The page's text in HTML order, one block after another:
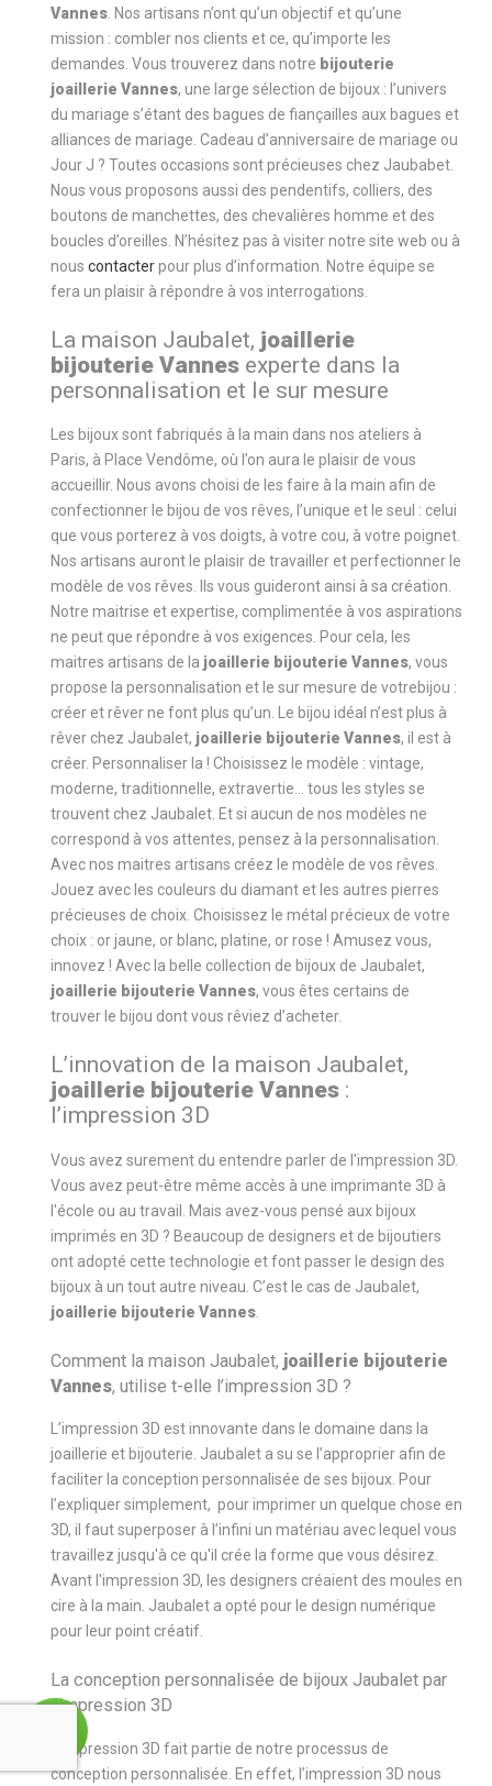
Vannes . Nos artisans n’ont qu’un objectif et qu’une
mission : combler nos clients et ce, qu’importe les
demandes. Vous trouverez dans notre bijouterie
joaillerie Vannes, une large sélection de bijoux : l’univers
du mariage s’étant des bagues de fiançailles aux bagues et
alliances de mariage. Cadeau d’anniversaire de mariage ou
Jour J ? Toutes occasions sont précieuses chez Jaubabet.
Nous vous proposons aussi des pendentifs, colliers, des
boutons de manchettes, des chevalières homme et des
boucles d’oreilles. N’hésitez pas à visiter notre site web ou à
nouscontacterpour plus d’information. Notre équipe se
fera un plaisir à répondre à vos interrogations.
La maison Jaubalet, joaillerie
bijouterie Vannes experte dans la
personnalisation et le sur mesure
Les bijoux sont fabriqués à la main dans nos ateliers à
Paris, à Place Vendôme, où l’on aura le plaisir de vous
accueillir. Nous avons choisi de les faire à la main afin de
confectionner le bijou de vos rêves, l’unique et le seul : celui
que vous porterez à vos doigts, à votre cou, à votre poignet.
Nos artisans auront le plaisir de travailler et perfectionner le
modèle de vos rêves. Ils vous guideront ainsi à sa création.
Notre maitrise et expertise, complimentée à vos aspirations
ne peut que répondre à vos exigences. Pour cela, les
maitres artisans de la joaillerie bijouterie Vannes, vous
propose la personnalisation et le sur mesure de votrebijou :
créer et rêver ne font plus qu’un. Le bijou idéal n’est plus à
rêver chez Jaubalet, joaillerie bijouterie Vannes, il est à
créer. Personnaliser la ! Choisissez le modèle : vintage,
moderne, traditionnelle, extravertie... tous les styles se
trouvent chez Jaubalet. Et si aucun de nos modèles ne
correspond à vos attentes, pensez à la personnalisation.
Avec nos maitres artisans créez le modèle de vos rêves.
Jouez avec les couleurs du diamant et les autres pierres
précieuses de choix. Choisissez le métal précieux de votre
choix : or jaune, or blanc, platine, or rose ! Amusez vous,
innovez ! Avec la belle collection de bijoux de Jaubalet,
joaillerie bijouterie Vannes, vous êtes certains de
trouver le bijou dont vous rêviez d’acheter.
L’innovation de la maison Jaubalet,
joaillerie bijouterie Vannes :
l’impression 3D
Vous avez surement du entendre parler de l'impression 3D.
Vous avez peut-être même accès à une imprimante 3D à
l'école ou au travail. Mais avez-vous pensé aux bijoux
imprimés en 3D ? Beaucoup de designers et de bijoutiers
ont adopté cette technologie et font passer le design des
bijoux à un tout autre niveau. C’est le cas de Jaubalet,
joaillerie bijouterie Vannes
Comment la maison Jaubalet, joaillerie bijouterie
Vannes, utilise t-elle l’impression 3D ?
L’impression 3D est innovante dans le domaine dans la
joaillerie et bijouterie. Jaubalet a su se l’approprier afin de
faciliter la conception personnalisée de ses bijoux. Pour
l’expliquer simplement, pour imprimer un quelque chose en
3D, il faut superposer à l’infini un matériau avec lequel vous
travaillez jusqu'à ce qu'il crée la forme que vous désirez.
Avant l'impression 3D, les designers créaient des moules en
cire à la main. Jaubalet a opté pour le design numérique
pour leur point créatif.
La conception personnalisée de bijoux Jaubalet par
l’impression 3D
L'impression 3D fait partie de notre processus de
conception personnalisée. En effet, l’impression 3D nous